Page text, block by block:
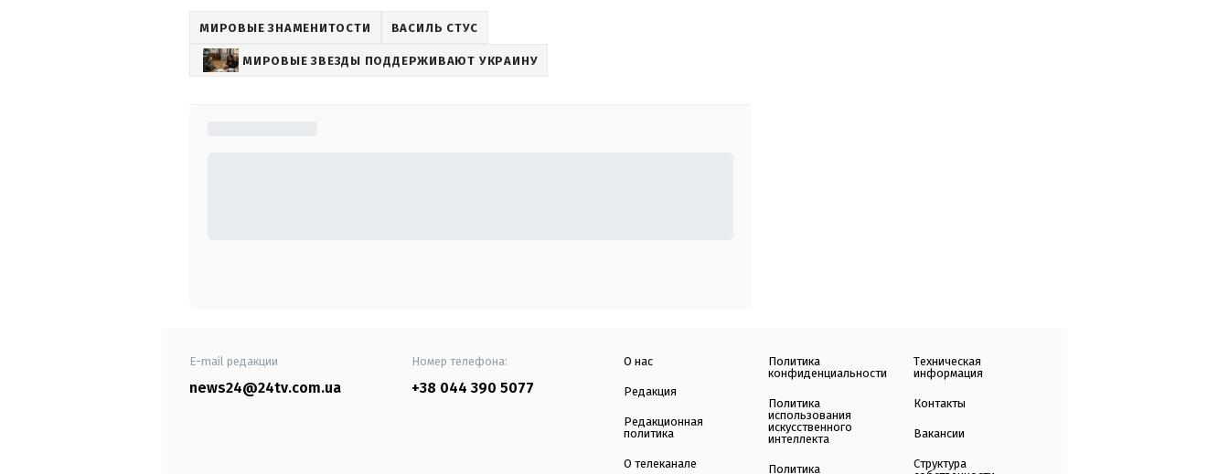
МИРОВЫЕ ЗНАМЕНИТОСТИ ВАСИЛЬ СТУС
МИРОВЫЕ ЗВЕЗДЫ ПОДДЕРЖИВАЮТ УКРАИНУ
E-mail редакции
news24@24tv.com.ua
Номер телефона:
+38 044 390 5077
О нас
Редакция
Редакционная
политика
О телеканале
Политика
конфиденциальности
Политика
использования
искусственного
интеллекта
Политика
Техническая
информация
Контакты
Вакансии
Структура